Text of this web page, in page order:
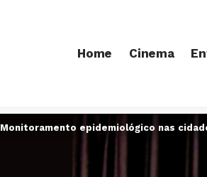
Home Cinema
Monitoramento epidemiológico nas